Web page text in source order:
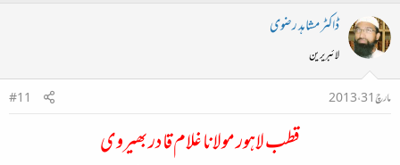
ڈاکٹر مشاہد رضوی
لائبریرین
مارچ 31، 2013
#11
قطب لاہور مولانا غلام قادر بھیروی